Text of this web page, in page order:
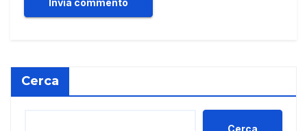
Cerca
Cerca